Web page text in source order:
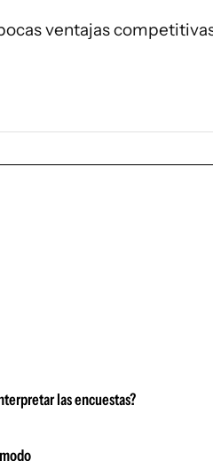
ventajas
las encuestas?